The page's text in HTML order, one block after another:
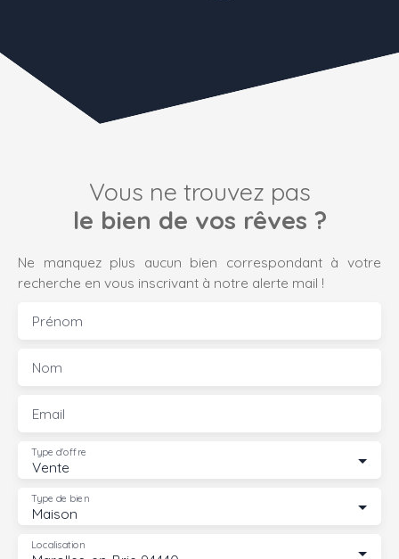
Vous ne trouvez pas
le bien de vos rêves ?
Ne manquez plus aucun bien correspondant à votre
recherche en vous inscrivant à notre alerte mail !
Prénom
Nom
Email
Vente
Type d'offre
Maison
Type de bien
Localisation